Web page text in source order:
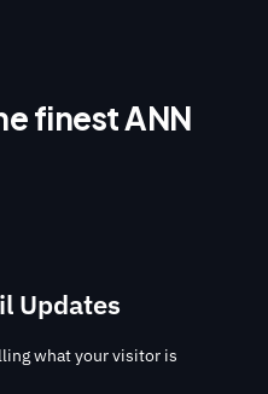
finest ANN
Updates
what your visitor is